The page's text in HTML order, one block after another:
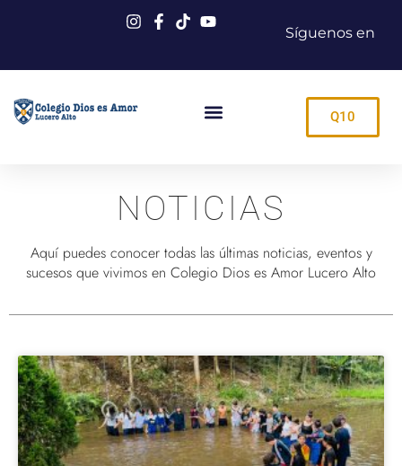
Síguenos en
Q10
NOTICIAS
Aquí puedes conocer todas las últimas noticias, eventos y
sucesos que vivimos en Colegio Dios es Amor Lucero Alto